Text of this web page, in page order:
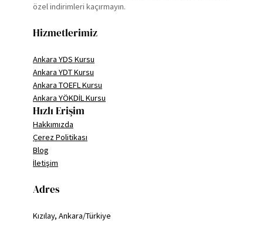
özel indirimleri kaçırmayın.
Hizmetlerimiz
Ankara YDS Kursu
Ankara YDT Kursu
Ankara TOEFL Kursu
Ankara YÖKDİL Kursu
Hızlı Erişim
Hakkımızda
Çerez Politikası
Blog
İletişim
Adres
Kızılay, Ankara/Türkiye